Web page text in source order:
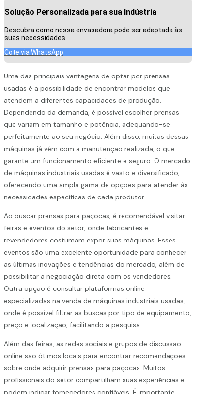
Solução Personalizada para sua Indústria
Descubra como nossa envasadora pode ser adaptada às
suas necessidades.
Cote via WhatsApp
Uma das principais vantagens de optar por prensas
usadas é a possibilidade de encontrar modelos que
atendem a diferentes capacidades de produção.
Dependendo da demanda, é possível escolher prensas
que variam em tamanho e potência, adequando-se
perfeitamente ao seu negócio. Além disso, muitas dessas
máquinas já vêm com a manutenção realizada, o que
garante um funcionamento eficiente e seguro. O mercado
de máquinas industriais usadas é vasto e diversificado,
oferecendo uma ampla gama de opções para atender às
necessidades específicas de cada produtor.
Ao buscar prensas para paçocas, é recomendável visitar
feiras e eventos do setor, onde fabricantes e
revendedores costumam expor suas máquinas. Esses
eventos são uma excelente oportunidade para conhecer
as últimas inovações e tendências do mercado, além de
possibilitar a negociação direta com os vendedores.
Outra opção é consultar plataformas online
especializadas na venda de máquinas industriais usadas,
onde é possível filtrar as buscas por tipo de equipamento,
preço e localização, facilitando a pesquisa.
Além das feiras, as redes sociais e grupos de discussão
online são ótimos locais para encontrar recomendações
sobre onde adquirir prensas para paçocas. Muitos
profissionais do setor compartilham suas experiências e
podem indicar fornecedores confiáveis. É importante